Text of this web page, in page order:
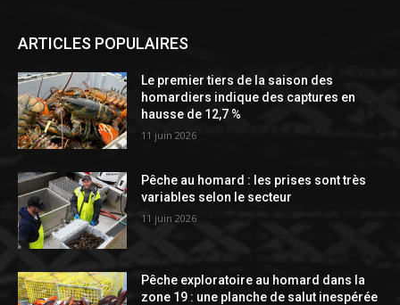
ARTICLES POPULAIRES
Le premier tiers de la saison des
homardiers indique des captures en
hausse de 12,7 %
11 juin 2026
Pêche au homard : les prises sont très
variables selon le secteur
11 juin 2026
Pêche exploratoire au homard dans la
zone 19 : une planche de salut inespérée